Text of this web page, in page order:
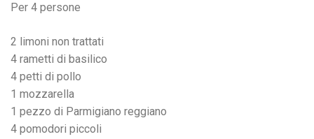
Per 4 persone
2 limoni non trattati
4 rametti di basilico
4 petti di pollo
1 mozzarella
1 pezzo di Parmigiano reggiano
4 pomodori piccoli